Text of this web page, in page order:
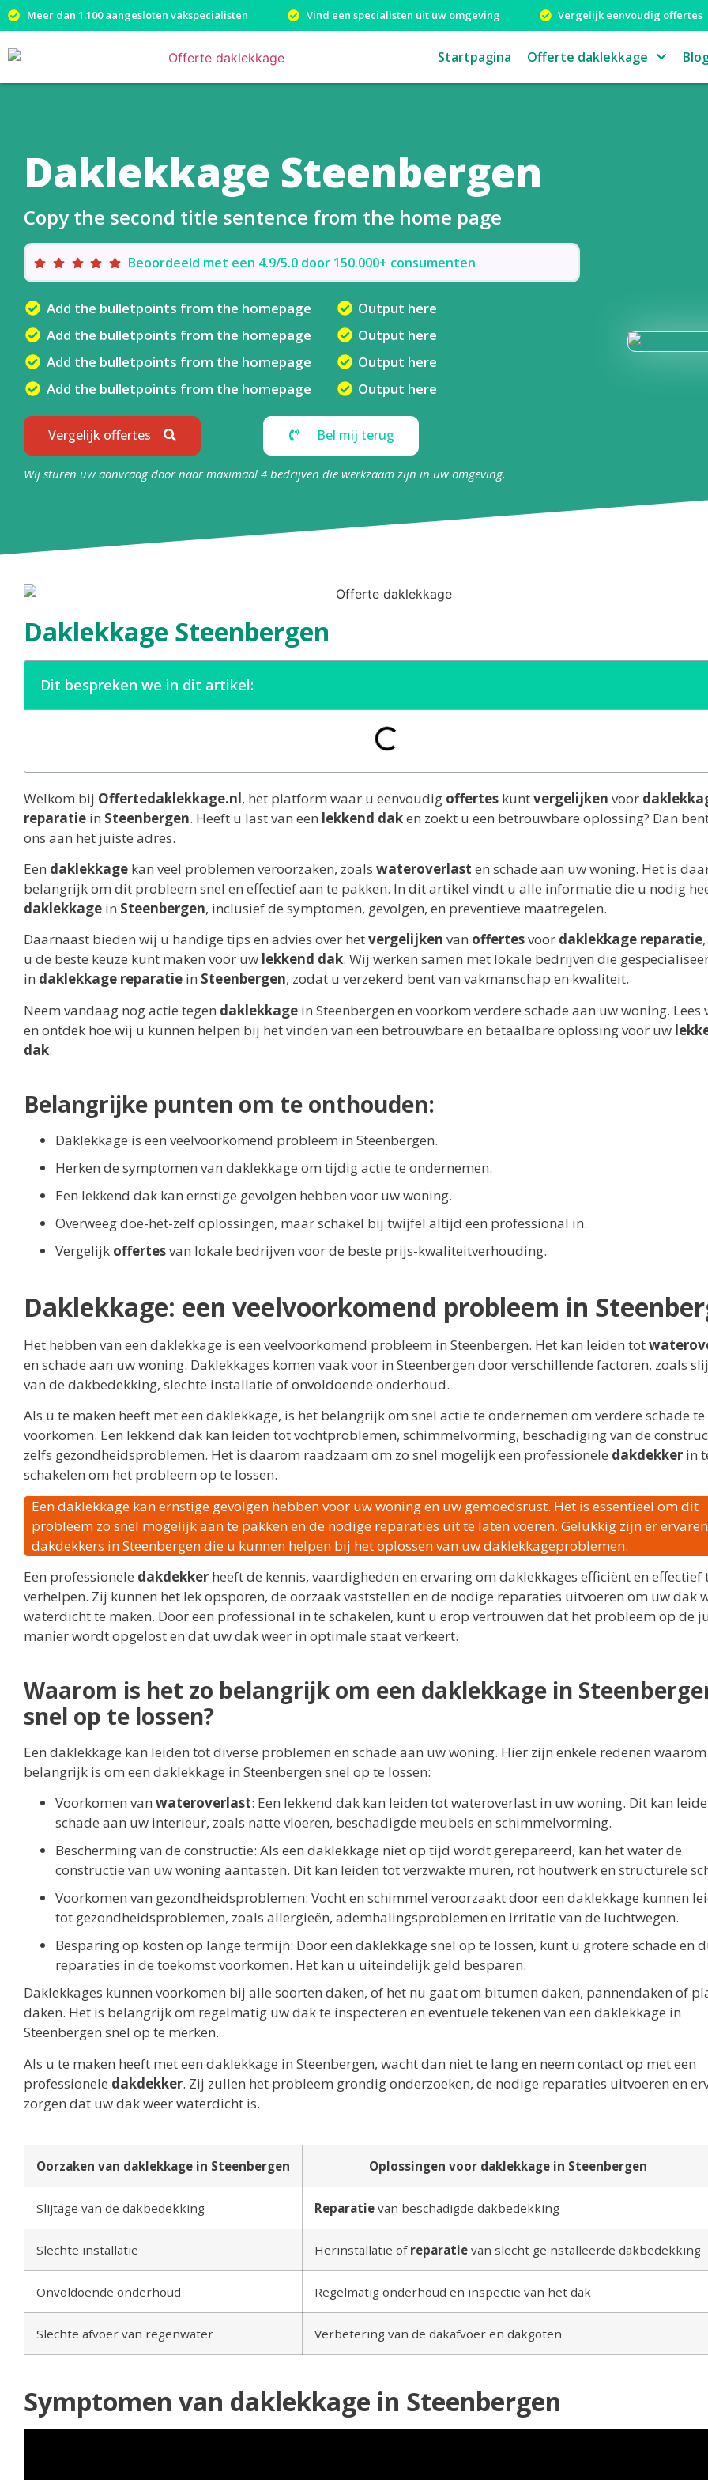
Meer dan 1.100 aangesloten vakspecialisten Vind een specialisten uit uw omgeving Vergelijk eenvoudig offertes
Startpagina Offerte daklekkage
Daklekkage Steenbergen
Copy the second title sentence from the home page
Beoordeeld met een 4.9/5.0 door 150.000+ consumenten
Add the bulletpoints from the homepage
Add the bulletpoints from the homepage
Add the bulletpoints from the homepage
Add the bulletpoints from the homepage
Output here
Output here
Output here
Output here
Vergelijk offertes Bel mij terug
Wij sturen uw aanvraag door naar maximaal 4 bedrijven die werkzaam zijn in uw omgeving.
Daklekkage Steenbergen
Dit bespreken we in dit artikel:
Welkom bij Offertedaklekkage.nl, het platform waar u eenvoudig offertes kuntvergelijken voor
reparatie in Steenbergen. Heeft u last van een lekkend daken zoekt u een betrouwbare oplossing? Dan
ons aan het juiste adres.
Een daklekkage kan veel problemen veroorzaken, zoals wateroverlast en schade aan uw woning. Het is
belangrijk om dit probleem snel en effectief aan te pakken. In dit artikel vindt u alle informatie die u nodig
daklekkage in Steenbergen, inclusief de symptomen, gevolgen, en preventieve maatregelen.
Daarnaast bieden wij u handige tips en advies over hetvergelijken van offertesvoor daklekkage reparatie
u de beste keuze kunt maken voor uw lekkend dak. Wij werken samen met lokale bedrijven die
in daklekkage reparatie in Steenbergen, zodat u verzekerd bent van vakmanschap en kwaliteit.
Neem vandaag nog actie tegen daklekkage in Steenbergen en voorkom verdere schade aan uw woning. Lees
en ontdek hoe wij u kunnen helpen bij het vinden van een betrouwbare en betaalbare oplossing voor uw
dak.
Belangrijke punten om te onthouden:
Daklekkage is een veelvoorkomend probleem in Steenbergen.
Herken de symptomen van daklekkage om tijdig actie te ondernemen.
Een lekkend dak kan ernstige gevolgen hebben voor uw woning.
Overweeg doe-het-zelf oplossingen, maar schakel bij twijfel altijd een professional in.
Vergelijk offertesvan lokale bedrijven voor de beste prijs-kwaliteitverhouding.
Daklekkage: een veelvoorkomend probleem in
Het hebben van een daklekkage is een veelvoorkomend probleem in Steenbergen. Het kan leiden tot
en schade aan uw woning. Daklekkages komen vaak voor in Steenbergen door verschillende factoren, zoals
van de dakbedekking, slechte installatie of onvoldoende onderhoud.
Als u te maken heeft met een daklekkage, is het belangrijk om snel actie te ondernemen om verdere schade te
voorkomen. Een lekkend dak kan leiden tot vochtproblemen, schimmelvorming, beschadiging van de
zelfs gezondheidsproblemen. Het is daarom raadzaam om zo snel mogelijk een professionele dakdekker in
schakelen om het probleem op te lossen.
Een daklekkage kan ernstige gevolgen hebben voor uw woning en uw gemoedsrust. Het is essentieel om dit
probleem zo snel mogelijk aan te pakken en de nodige reparaties uit te laten voeren. Gelukkig zijn er ervaren
dakdekkers in Steenbergen die u kunnen helpen bij het oplossen van uw daklekkageproblemen.
Een professionele dakdekker heeft de kennis, vaardigheden en ervaring om daklekkages efficiënt en effectief
verhelpen. Zij kunnen het lek opsporen, de oorzaak vaststellen en de nodige reparaties uitvoeren om uw dak
waterdicht te maken. Door een professional in te schakelen, kunt u erop vertrouwen dat het probleem op de
manier wordt opgelost en dat uw dak weer in optimale staat verkeert.
Waarom is het zo belangrijk om een daklekkage in
snel op te lossen?
Een daklekkage kan leiden tot diverse problemen en schade aan uw woning. Hier zijn enkele redenen
belangrijk is om een daklekkage in Steenbergen snel op te lossen:
Voorkomen van wateroverlast: Een lekkend dak kan leiden tot wateroverlast in uw woning. Dit kan
schade aan uw interieur, zoals natte vloeren, beschadigde meubels en schimmelvorming.
Bescherming van de constructie: Als een daklekkage niet op tijd wordt gerepareerd, kan het water de
constructie van uw woning aantasten. Dit kan leiden tot verzwakte muren, rot houtwerk en structurele
Voorkomen van gezondheidsproblemen: Vocht en schimmel veroorzaakt door een daklekkage kunnen
tot gezondheidsproblemen, zoals allergieën, ademhalingsproblemen en irritatie van de luchtwegen.
Besparing op kosten op lange termijn: Door een daklekkage snel op te lossen, kunt u grotere schade en
reparaties in de toekomst voorkomen. Het kan u uiteindelijk geld besparen.
Daklekkages kunnen voorkomen bij alle soorten daken, of het nu gaat om bitumen daken, pannendaken of
daken. Het is belangrijk om regelmatig uw dak te inspecteren en eventuele tekenen van een daklekkage in
Steenbergen snel op te merken.
Als u te maken heeft met een daklekkage in Steenbergen, wacht dan niet te lang en neem contact op met een
professionele dakdekker. Zij zullen het probleem grondig onderzoeken, de nodige reparaties uitvoeren en
zorgen dat uw dak weer waterdicht is.
Oorzaken van daklekkage in Steenbergen Oplossingen voor daklekkage in Steenbergen
Slijtage van de dakbedekking Reparatie van beschadigde dakbedekking
Slechte installatie Herinstallatie of reparatie van slecht geïnstalleerde dakbedekking
Onvoldoende onderhoud Regelmatig onderhoud en inspectie van het dak
Slechte afvoer van regenwater Verbetering van de dakafvoer en dakgoten
Symptomen van daklekkage in Steenbergen